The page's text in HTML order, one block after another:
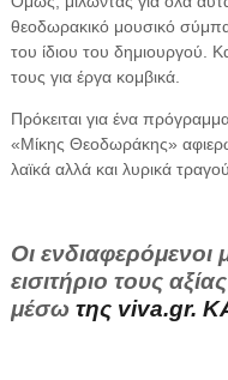
θεοδωρακικό μουσικό
του ίδιου του δημιουργού.
τους για έργα κομβικά.
Πρόκειται για ένα
«Μίκης Θεοδωράκης»
λαϊκά αλλά και λυρικά
Οι
εισιτήριο τους
μέσω της viva.gr.